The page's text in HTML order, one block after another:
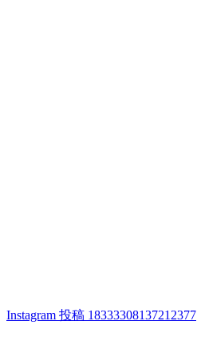
Instagram 投稿 18333308137212377